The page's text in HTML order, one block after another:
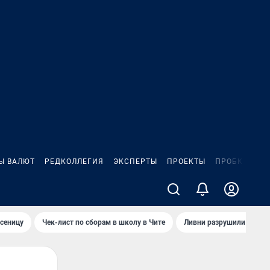
ВАЛЮТ РЕДКОЛЛЕГИЯ ЭКСПЕРТЫ ПРОЕКТЫ ПРОБКИ
Чек-лист по сборам в школу в Чите Ливни разрушили